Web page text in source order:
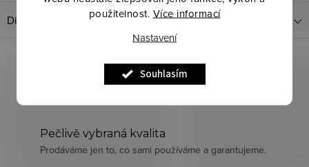
použitelnost. Více informací
Nastavení
Souhlasím
Diskuze
Pečlivě vybraná kvalita
Prodáváme jen to, co sami používáme a garantujeme.